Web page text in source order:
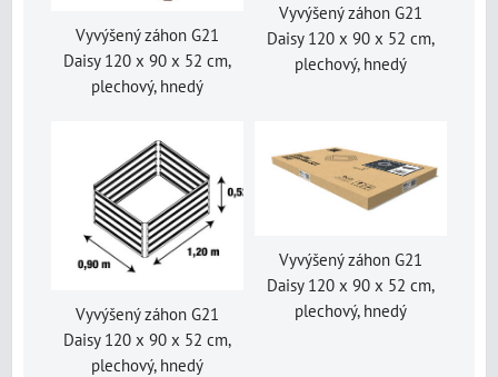
Vyvýšený záhon G21
Daisy 120 x 90 x 52 cm,
plechový, hnedý
Vyvýšený záhon G21
Daisy 120 x 90 x 52 cm,
plechový, hnedý
Vyvýšený záhon G21
Daisy 120 x 90 x 52 cm,
plechový, hnedý
Vyvýšený záhon G21
Daisy 120 x 90 x 52 cm,
plechový, hnedý